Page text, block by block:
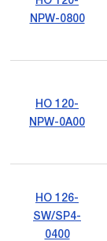
NPW-0800
HO 120-
NPW-0A00
HO 126-
SW/SP4-
0400